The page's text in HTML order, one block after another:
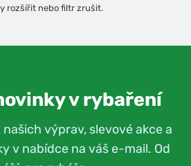
rozšířit nebo filtr zrušit.
v rybaření
výprav, slevové akce a
v nabídce na váš e-mail. Od